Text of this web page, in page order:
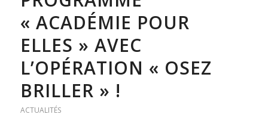
« ACADÉMIE POUR
ELLES » AVEC
L’OPÉRATION « OSEZ
BRILLER » !
ACTUALITÉS